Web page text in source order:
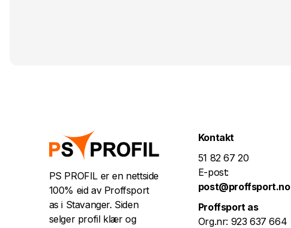
PS PROFIL er en nettside
100% eid av Proffsport
as i Stavanger. Siden
selger profil klær og
Kontakt
51 82 67 20
E-post:
post@proffsport.no
Proffsport as
Org.nr: 923 637 664